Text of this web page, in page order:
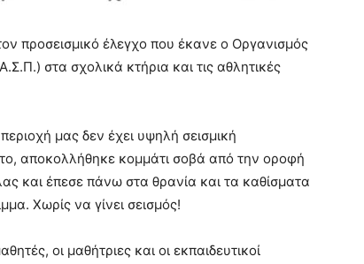
προσεισμικό έλεγχο που έκανε ο Οργανισμός
στα σχολικά κτήρια και τις αθλητικές
μας δεν έχει υψηλή σεισμική
αποκολλήθηκε κομμάτι σοβά από την οροφή
και έπεσε πάνω στα θρανία και τα καθίσματα
Χωρίς να γίνει σεισμός!
οι μαθήτριες και οι εκπαιδευτικοί